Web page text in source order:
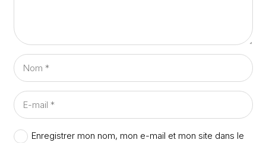
Enregistrer mon nom, mon e-mail et mon site dans le